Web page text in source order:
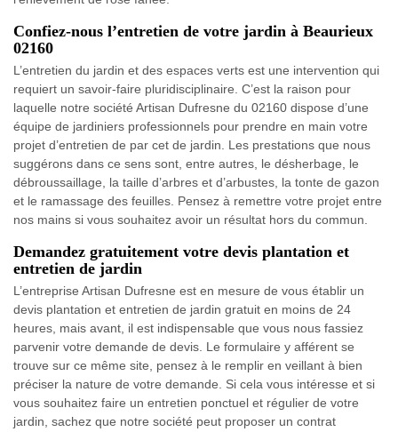
Confiez-nous l’entretien de votre jardin à Beaurieux
02160
L’entretien du jardin et des espaces verts est une intervention qui
requiert un savoir-faire pluridisciplinaire. C’est la raison pour
laquelle notre société Artisan Dufresne du 02160 dispose d’une
équipe de jardiniers professionnels pour prendre en main votre
projet d’entretien de par cet de jardin. Les prestations que nous
suggérons dans ce sens sont, entre autres, le désherbage, le
débroussaillage, la taille d’arbres et d’arbustes, la tonte de gazon
et le ramassage des feuilles. Pensez à remettre votre projet entre
nos mains si vous souhaitez avoir un résultat hors du commun.
Demandez gratuitement votre devis plantation et
entretien de jardin
L’entreprise Artisan Dufresne est en mesure de vous établir un
devis plantation et entretien de jardin gratuit en moins de 24
heures, mais avant, il est indispensable que vous nous fassiez
parvenir votre demande de devis. Le formulaire y afférent se
trouve sur ce même site, pensez à le remplir en veillant à bien
préciser la nature de votre demande. Si cela vous intéresse et si
vous souhaitez faire un entretien ponctuel et régulier de votre
jardin, sachez que notre société peut proposer un contrat